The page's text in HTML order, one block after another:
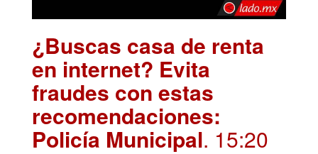
¿Buscas casa de renta
en internet? Evita
fraudes con estas
recomendaciones:
Policía Municipal. 15:20